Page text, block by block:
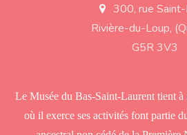
a
d
300, rue
Rivière-du-Loup,
G5R 3V3
Le Musée du Bas-Saint-Laurent tient à
où il exerce ses activités font partie